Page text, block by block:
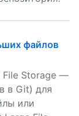
файлов
File Storage —
в Git) для
или